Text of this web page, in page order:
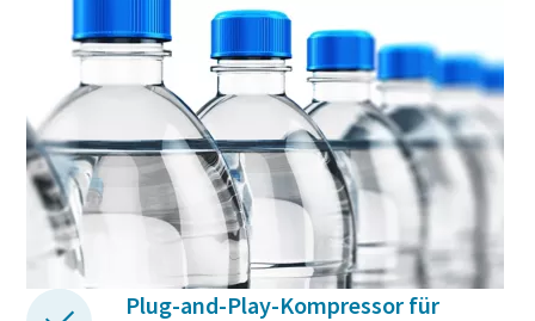
Erfahren Sie mehr
Plug-and-Play-Kompressor für